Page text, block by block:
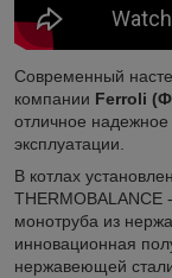
Современный
компании Ferroli
отличное
эксплуатации.
В котлах
THERMOBALANCE
монотруба из
инновационная
нержавеющей